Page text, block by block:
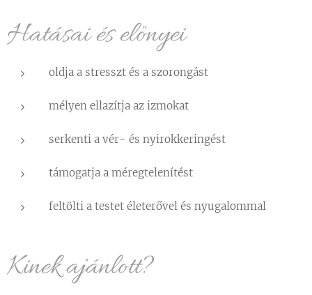
Hatásai és előnyei
oldja a stresszt és a szorongást
mélyen ellazítja az izmokat
serkenti a vér- és nyirokkeringést
támogatja a méregtelenítést
feltölti a testet életerővel és nyugalommal
Kinek ajánlott?